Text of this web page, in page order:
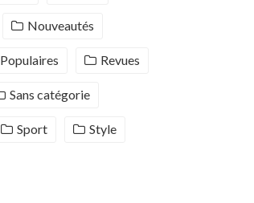
Nouveautés
Populaires Revues
Sans catégorie
Sport Style